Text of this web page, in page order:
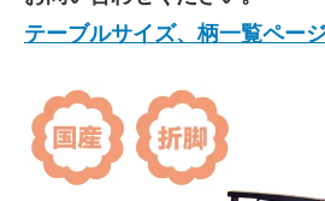
テーブルサイズ、柄一覧ペー